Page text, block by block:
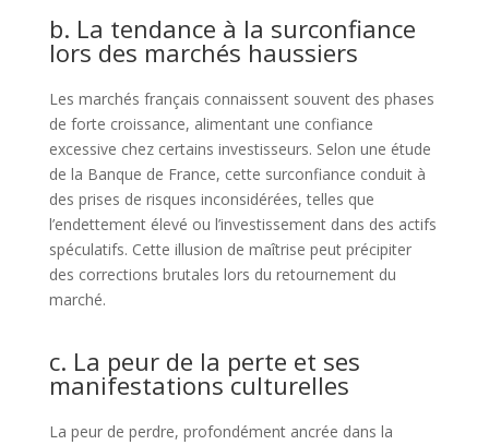
b. La tendance à la surconfiance
lors des marchés haussiers
Les marchés français connaissent souvent des phases
de forte croissance, alimentant une confiance
excessive chez certains investisseurs. Selon une étude
de la Banque de France, cette surconfiance conduit à
des prises de risques inconsidérées, telles que
l’endettement élevé ou l’investissement dans des actifs
spéculatifs. Cette illusion de maîtrise peut précipiter
des corrections brutales lors du retournement du
marché.
c. La peur de la perte et ses
manifestations culturelles
La peur de perdre, profondément ancrée dans la